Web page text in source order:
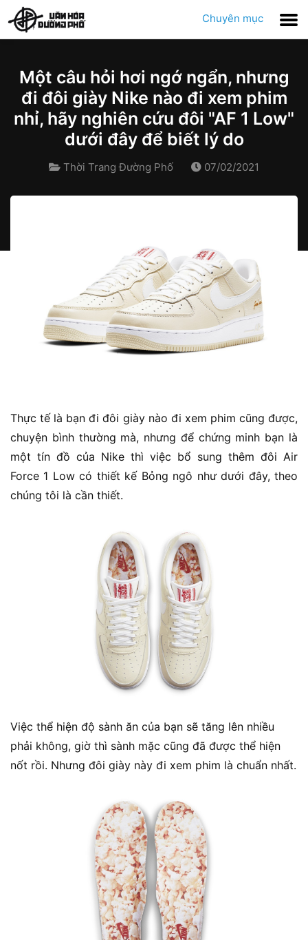
Chuyên mục
Một câu hỏi hơi ngớ ngẩn, nhưng
đi đôi giày Nike nào đi xem phim
nhỉ, hãy nghiên cứu đôi "AF 1 Low"
dưới đây để biết lý do
Thời Trang Đường Phố 07/02/2021
Thực tế là bạn đi đôi giày nào đi xem phim cũng được,
chuyện bình thường mà, nhưng để chứng minh bạn là
một tín đồ của Nike thì việc bổ sung thêm đôi Air
Force 1 Low có thiết kế Bỏng ngô như dưới đây, theo
chúng tôi là cần thiết.
Việc thể hiện độ sành ăn của bạn sẽ tăng lên nhiều
phải không, giờ thì sành mặc cũng đã được thể hiện
nốt rồi. Nhưng đôi giày này đi xem phim là chuẩn nhất.